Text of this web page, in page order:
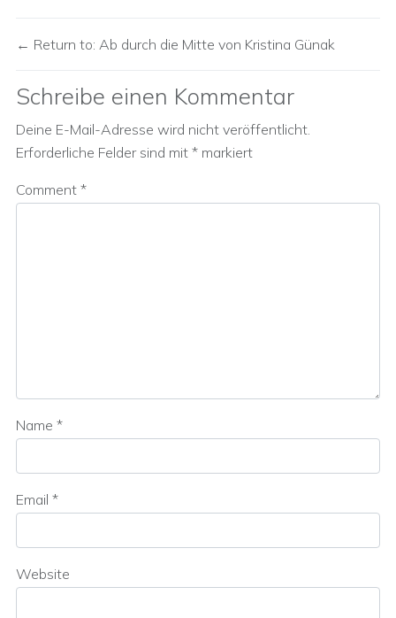
Return to: Ab durch die Mitte von Kristina Günak
Schreibe einen Kommentar
Deine E-Mail-Adresse wird nicht veröffentlicht.
Erforderliche Felder sind mit * markiert
Comment *
Name *
Email *
Website